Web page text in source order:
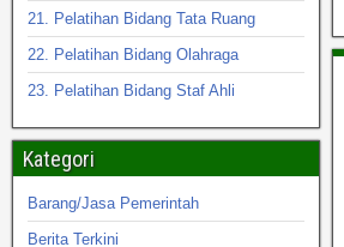
21. Pelatihan Bidang Tata Ruang
22. Pelatihan Bidang Olahraga
23. Pelatihan Bidang Staf Ahli
Kategori
Barang/Jasa Pemerintah
Berita Terkini